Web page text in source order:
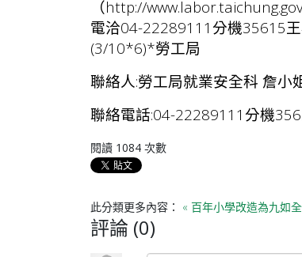
（http://
電洽04-22289111分機35615
(3/10*6)*勞工局
聯絡人:勞工局就業安全科 詹小
聯絡電話:04-22289111分機
閱讀 1084 次數
此分類更多內容： « 百年小學改造為九如
評論 (0)